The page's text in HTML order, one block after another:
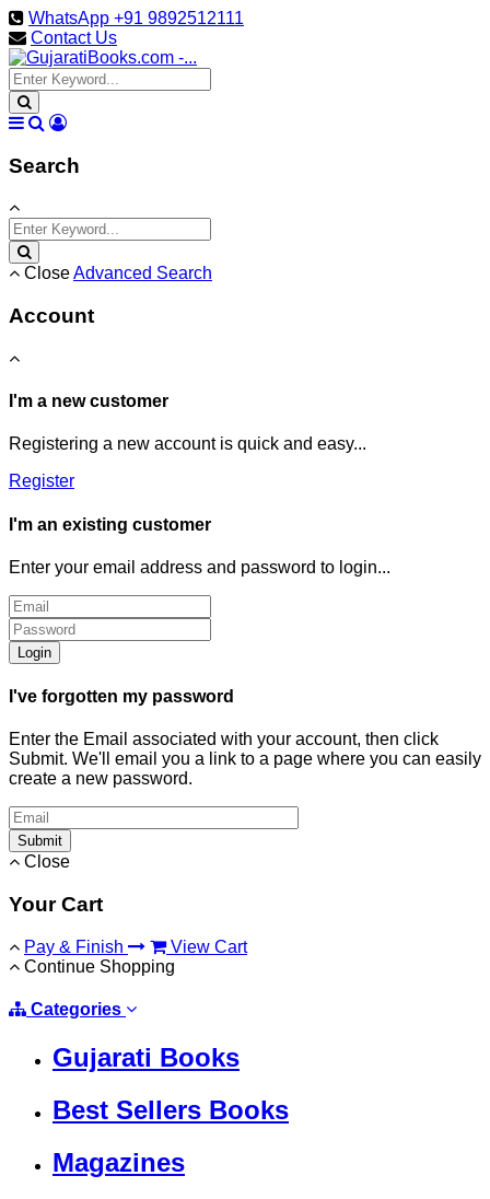
WhatsApp +91 9892512111
Contact Us
Search
CloseAdvanced Search
Account
I'm a new customer
Registering a new account is quick and easy...
Register
I'm an existing customer
Enter your email address and password to login...
Login
I've forgotten my password
Enter the Email associated with your account, then click
Submit. We'll email you a link to a page where you can easily
create a new password.
Submit
Close
Your Cart
Pay & Finish
View Cart
Continue Shopping
Categories
Gujarati Books
Best Sellers Books
Magazines